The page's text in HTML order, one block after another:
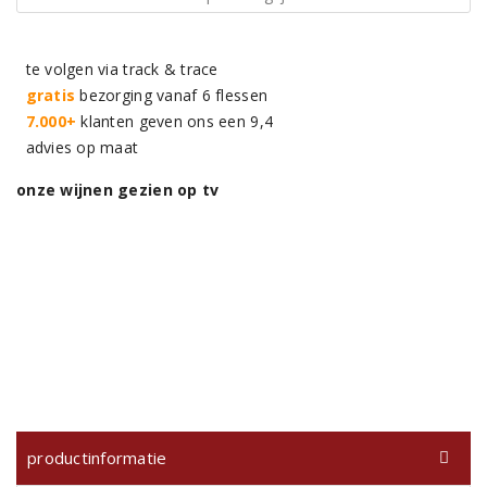
te volgen via track & trace
gratis bezorging vanaf 6 flessen
7.000+ klanten geven ons een 9,4
advies op maat
onze wijnen gezien op tv
productinformatie